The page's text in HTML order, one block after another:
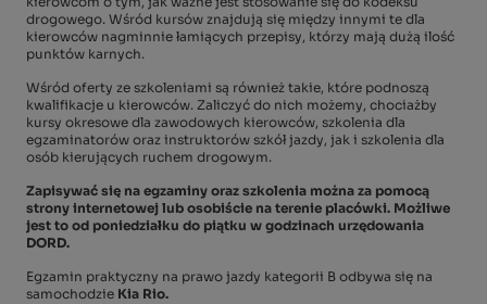
drogowego. Wśród kursów znajdują się między innymi te dla
kierowców nagminnie łamiących przepisy, którzy mają dużą ilość
punktów karnych.
Wśród oferty ze szkoleniami są również takie, które podnoszą
kwalifikacje u kierowców. Zaliczyć do nich możemy, chociażby
kursy okresowe dla zawodowych kierowców, szkolenia dla
egzaminatorów oraz instruktorów szkół jazdy, jak i szkolenia dla
osób kierujących ruchem drogowym.
Zapisywać się na egzaminy oraz szkolenia można za pomocą
strony internetowej lub osobiście na terenie placówki. Możliwe
jest to od poniedziałku do piątku w godzinach urzędowania
DORD.
Egzamin praktyczny na prawo jazdy kategorii B odbywa się na
samochodzie Kia Rio.